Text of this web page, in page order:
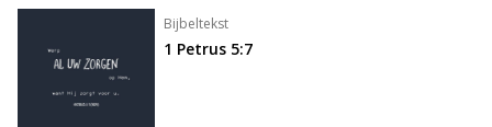
Bijbeltekst
1 Petrus 5:7